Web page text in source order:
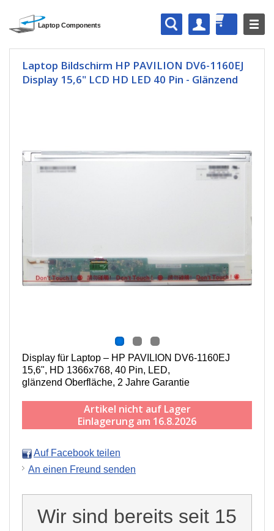
Laptop Bildschirm HP PAVILION DV6-1160EJ
Display 15,6" LCD HD LED 40 Pin - Glänzend
Display für Laptop – HP PAVILION DV6-1160EJ
15,6", HD 1366x768, 40 Pin, LED,
g länzend Oberfläche, 2 Jahre Garantie
Artikel nicht auf Lager
Einlagerung am 16.8.2026
Auf Facebook teilen
An einen Freund senden
Wir sind bereits seit 15